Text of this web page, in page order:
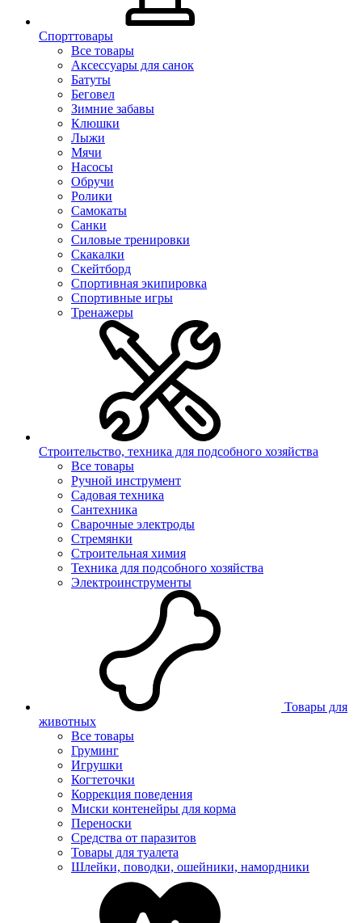
Спорттовары
Все товары
Аксессуары для санок
Батуты
Беговел
Зимние забавы
Клюшки
Лыжи
Мячи
Насосы
Обручи
Ролики
Самокаты
Санки
Силовые тренировки
Скакалки
Скейтборд
Спортивная экипировка
Спортивные игры
Тренажеры
Строительство, техника для подсобного хозяйства
Все товары
Ручной инструмент
Садовая техника
Сантехника
Сварочные электроды
Стремянки
Строительная химия
Техника для подсобного хозяйства
Электроинструменты
Товары для
животных
Все товары
Груминг
Игрушки
Когтеточки
Коррекция поведения
Миски контенейры для корма
Переноски
Средства от паразитов
Товары для туалета
Шлейки, поводки, ошейники, намордники